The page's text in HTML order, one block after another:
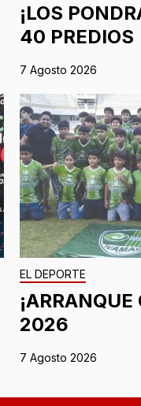
¡LOS
40 PREDIOS
7 Agosto 2026
EL DEPORTE
2026
7 Agosto 2026